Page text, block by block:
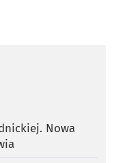
Nowa